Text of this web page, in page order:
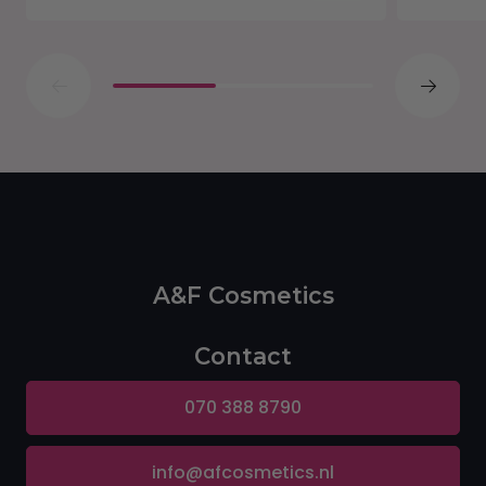
A&F Cosmetics
Contact
070 388 8790
info@afcosmetics.nl